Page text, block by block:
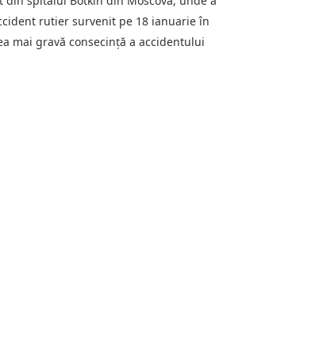
rutier survenit pe 18 ianuarie în
mai gravă consecință a accidentului